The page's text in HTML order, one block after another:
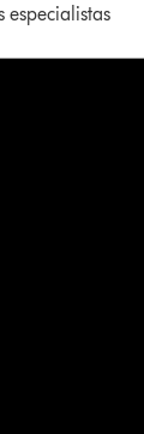
especialistas